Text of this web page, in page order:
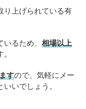
り上げられている有
るため、 相場以上
すので、気軽にメー
いでしょう。